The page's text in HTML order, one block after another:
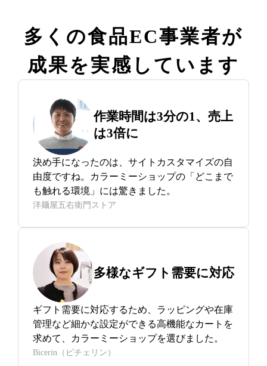
多くの食品EC事業者が
成果を実感しています
作業時間は3分の1、 売上
は3倍に
決め手になったのは、サイトカスタマイズの自
由度ですね。カラーミーショップの「どこまで
も触れる環境」には驚きました。
洋麺屋五右衛門ストア
多様なギフト需要に対応
ギフト需要に対応するため、ラッピングや在庫
管理など細かな設定ができる高機能なカートを
求めて、カラーミーショップを選びました。
Bicerin（ビチェリン）